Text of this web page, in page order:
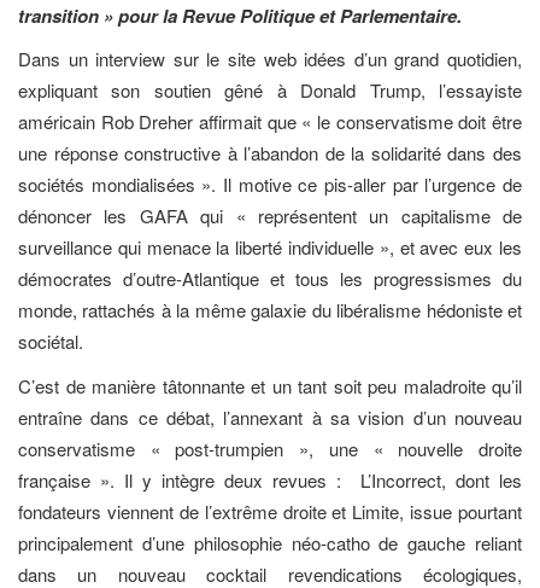
transition » pour la Revue Politique et Parlementaire.
Dans un interview sur le site web idées d’un grand quotidien,
expliquant son soutien gêné à Donald Trump, l’essayiste
américain Rob Dreher affirmait que « le conservatisme doit être
une réponse constructive à l’abandon de la solidarité dans des
sociétés mondialisées ». Il motive ce pis-aller par l’urgence de
dénoncer les GAFA qui « représentent un capitalisme de
surveillance qui menace la liberté individuelle », et avec eux les
démocrates d’outre-Atlantique et tous les progressismes du
monde, rattachés à la même galaxie du libéralisme hédoniste et
sociétal.
C’est de manière tâtonnante et un tant soit peu maladroite qu’il
entraîne dans ce débat, l’annexant à sa vision d’un nouveau
conservatisme « post-trumpien », une « nouvelle droite
française ». Il y intègre deux revues : L’Incorrect, dont les
fondateurs viennent de l’extrême droite et Limite, issue pourtant
principalement d’une philosophie néo-catho de gauche reliant
dans un nouveau cocktail revendications écologiques,